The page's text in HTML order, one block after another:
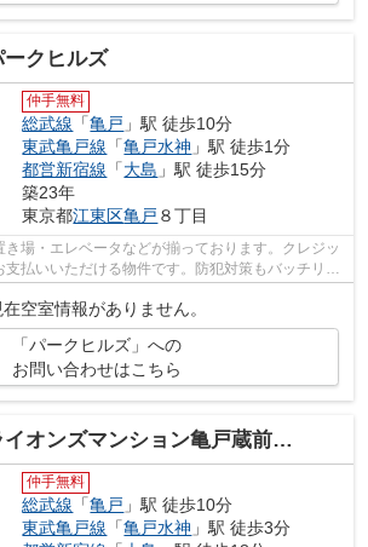
ークヒルズ
仲手無料
総武線 「亀戸 」駅 徒歩10分
東武亀戸線 「亀戸水神 」駅 徒歩1分
都営新宿線 「大島 」駅 徒歩15分
築23年
東京都江東区亀戸 ８丁目
場・エレベータなどが揃っております。クレジッ
支払いいただける物件です。防犯対策もバッチリな
空室情報がありません。
「パークヒルズ」への
お問い合わせはこちら
オンズマンション亀戸蔵前橋通り
仲手無料
総武線 「亀戸 」駅 徒歩10分
東武亀戸線 「亀戸水神 」駅 徒歩3分